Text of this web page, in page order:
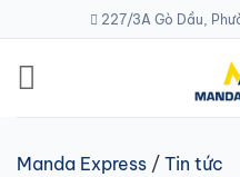
to
content
227/3A Gò Dầu,
Manda Express / Tin tức